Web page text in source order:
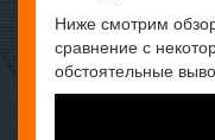
Ниже смотрим
сравнение с
обстоятельные